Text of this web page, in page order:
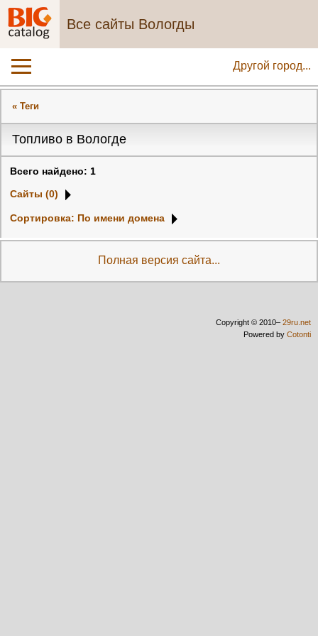
Все сайты Вологды
Другой город...
« Теги
Топливо в Вологде
Всего найдено: 1
Сайты (0)
Сортировка: По имени домена
Полная версия сайта...
Copyright © 2010– 29ru.net
Powered by Cotonti